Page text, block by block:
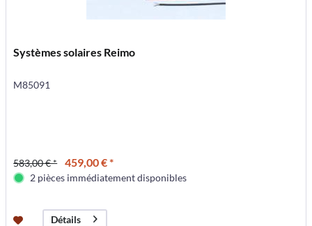
Systèmes solaires Reimo
M85091
583,00 € * 459,00 € *
2 pièces immédiatement disponibles
Détails